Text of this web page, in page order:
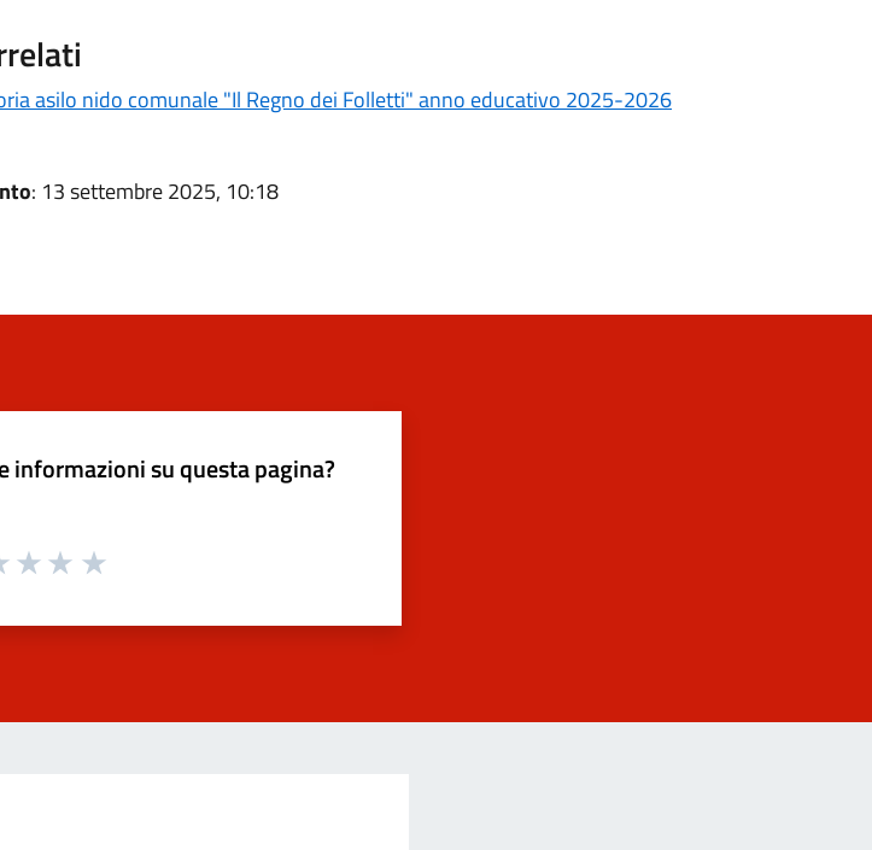
asilo nido comunale "Il Regno dei Folletti" anno educativo 2025-2026
: 13 settembre 2025, 10:18
informazioni su questa pagina?